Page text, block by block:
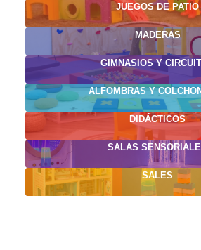
JUEGOS DE PATIO
MADERAS
GIMNASIOS Y
ALFOMBRAS Y
DIDÁCTICOS
SALAS
SALES